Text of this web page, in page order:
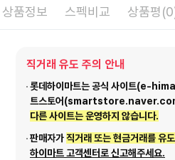
상품정보 스펙비교 상품평
직거래 유도 주의 안내
롯데하이마트는 공식 사이트(e-
트스토어
다른 사이트는 운영하지 않습니다.
판매자가직거래 또는 현금거래를 유
하이마트 고객센터로 신고해주세요.